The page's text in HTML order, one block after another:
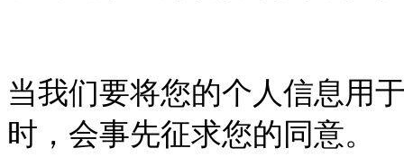
当我们要将您的个人信息用
时，会事先征求您的同意。